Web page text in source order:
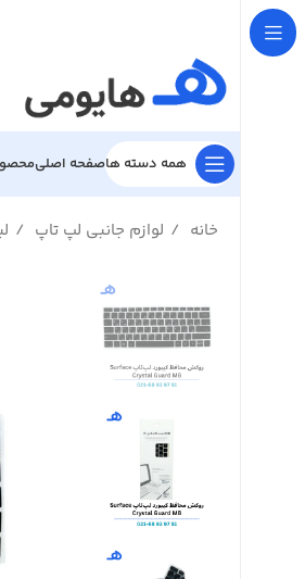
همه دسته هاصفحه اصلی
خانه لوازم جانبی لپ تاپ